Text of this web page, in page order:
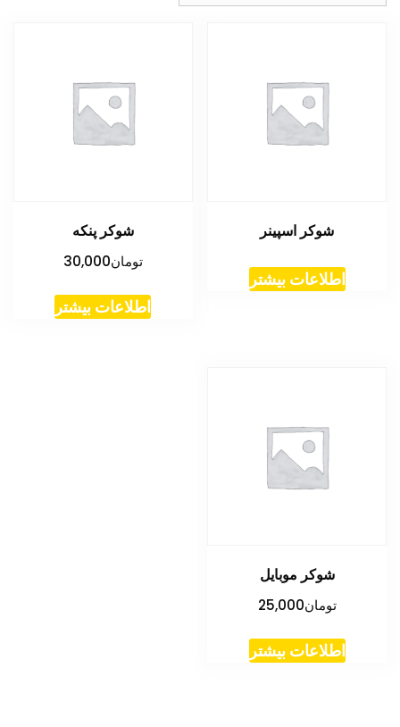
شوکر اسپینر
اطلاعات بیشتر
شوکر پنکه
تومان30,000
اطلاعات بیشتر
شوکر موبایل
تومان25,000
اطلاعات بیشتر